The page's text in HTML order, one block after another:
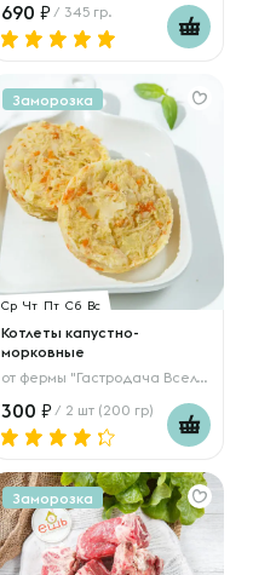
690 / 345 гр.
Заморозка
Ср Чт Пт Сб Вс
Котлеты капустно-
морковные
от фермы "Гастродача Вселуг"
300 / 2 шт (200 гр)
Заморозка